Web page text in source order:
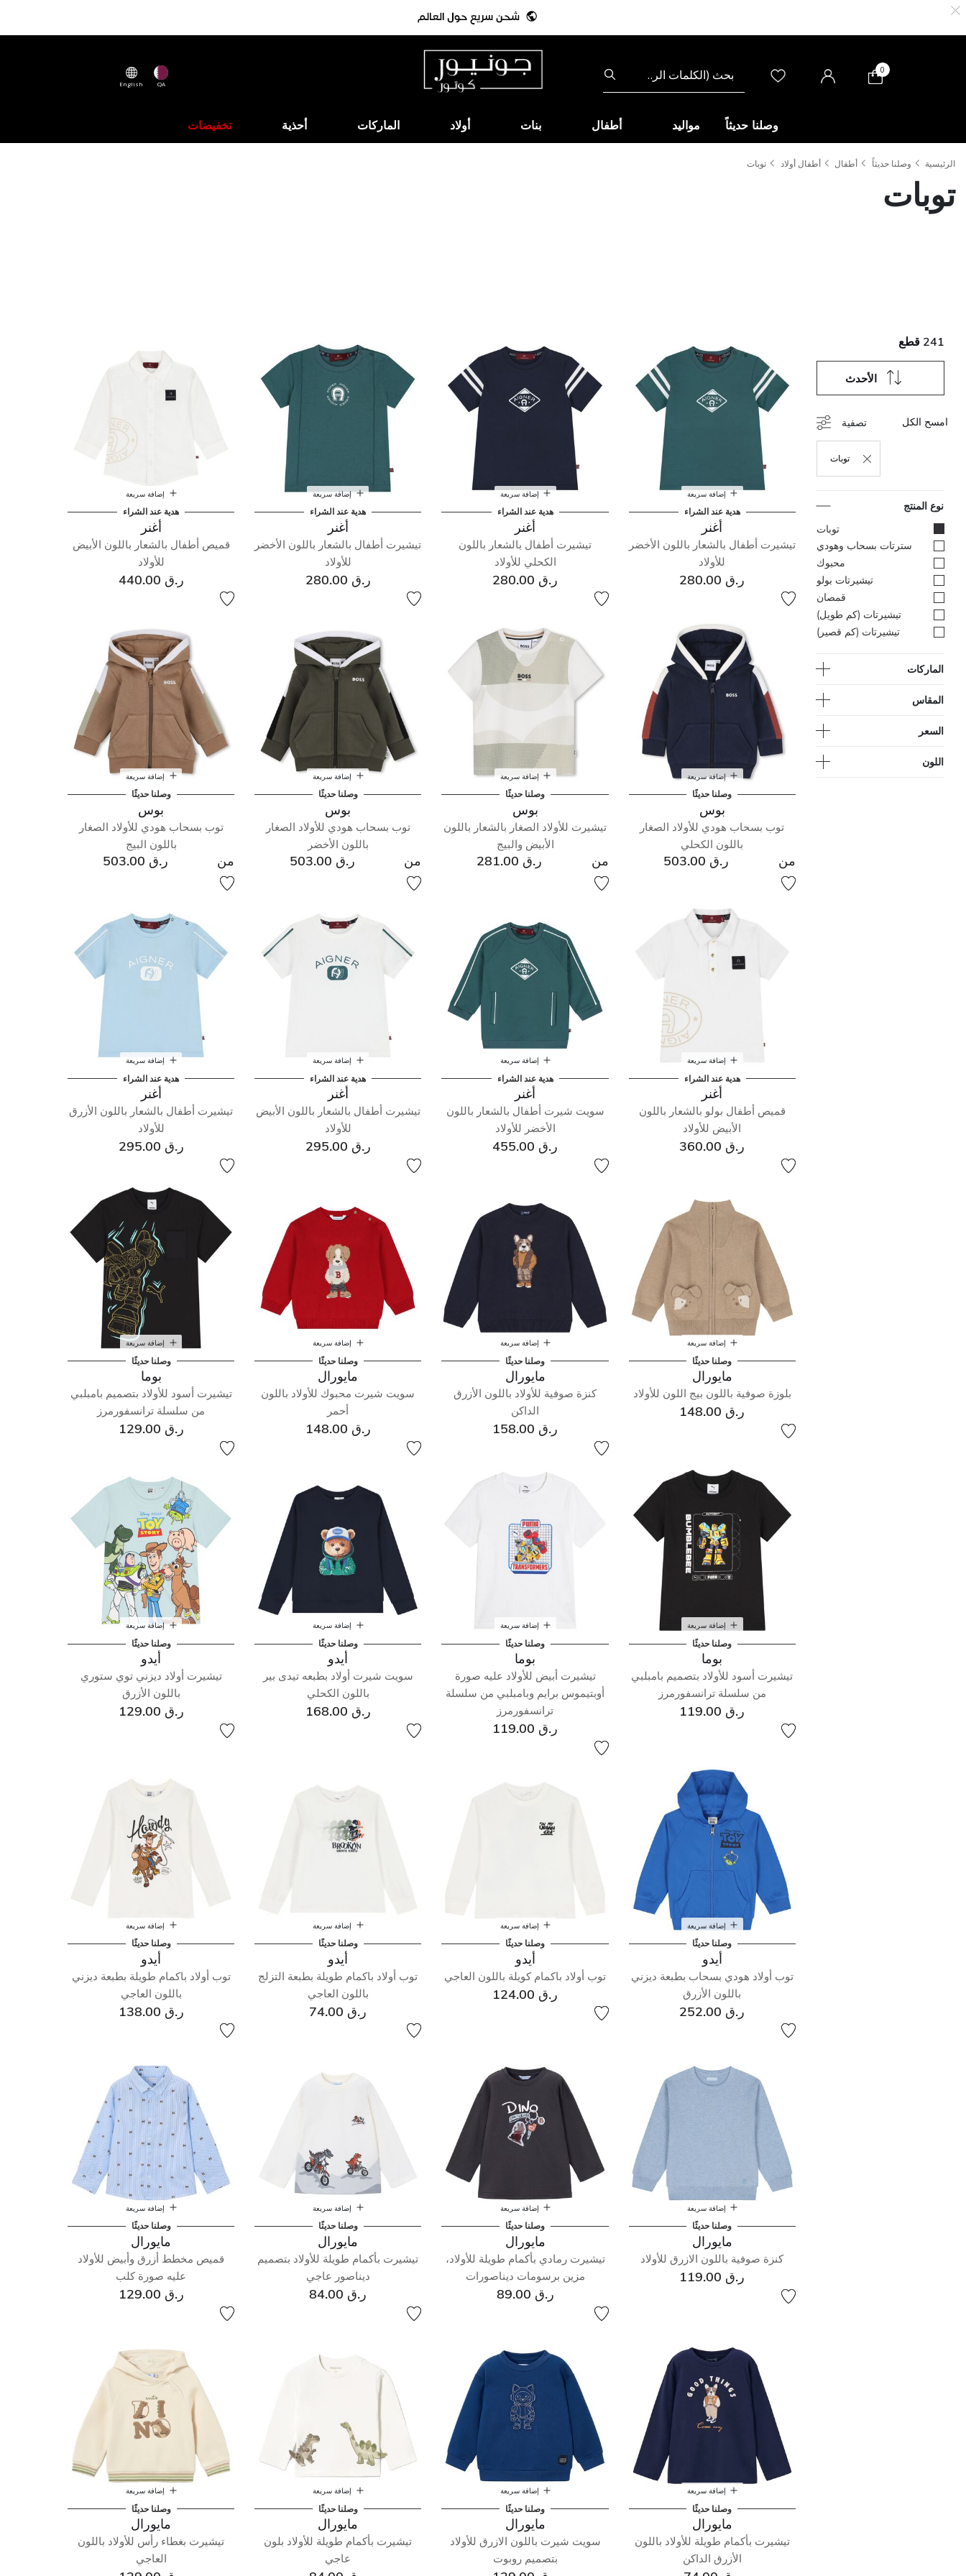
QA
English
0
وصلنا حديثاً مواليد أطفال بنات أولاد الماركات أحذية تخفيضات
الرئيسية وصلنا حديثاً أطفال أطفال أولاد توبات
توبات
241 قطع
الأحدث
تصفية
توبات
حذف التصفية مكرر حاليًا بواسطة نوع المنتج: توبات
امسح الكل
نوع المنتج
توبات
سترتات بسحاب وهودي
تصفية بواسطة نوع المنتج: سترتات بسحاب وهودي
محبوك
تيشيرتات بولوتصفية بواسطة نوع المنتج: تيشيرتات بولو
قمصان
تيشيرتات (كم طويل)
تصفية بواسطة نوع المنتج: تيشيرتات (كم طويل)
تيشيرتات (كم قصير)تصفية بواسطة نوع المنتج: تيشيرتات (كم قصير)
الماركات
المقاس
السعر
اللون
إضافة سريعة
هدية عند الشراء
أغنر
تيشيرت أطفال بالشعار باللون الأخضر
للأولاد
ر.ق 280.00
إضافة سريعة
هدية عند الشراء
أغنر
تيشيرت أطفال بالشعار باللون
الكحلي للأولاد
ر.ق 280.00
إضافة سريعة
هدية عند الشراء
أغنر
تيشيرت أطفال بالشعار باللون الأخضر
للأولاد
ر.ق 280.00
إضافة سريعة
هدية عند الشراء
أغنر
قميص أطفال بالشعار باللون الأبيض
للأولاد
ر.ق 440.00
إضافة سريعة
وصلنا حديثًا
بوس
توب بسحاب هودي للأولاد الصغار
باللون الكحلي
من ر.ق 503.00
إضافة سريعة
وصلنا حديثًا
بوس
تيشيرت للأولاد الصغار بالشعار باللون
الأبيض والبيج
من ر.ق 281.00
إضافة سريعة
وصلنا حديثًا
بوس
توب بسحاب هودي للأولاد الصغار
باللون الأخضر
من ر.ق 503.00
إضافة سريعة
وصلنا حديثًا
بوس
توب بسحاب هودي للأولاد الصغار
باللون البيج
من ر.ق 503.00
إضافة سريعة
هدية عند الشراء
أغنر
قميص أطفال بولو بالشعار باللون
الأبيض للأولاد
ر.ق 360.00
إضافة سريعة
هدية عند الشراء
أغنر
سويت شيرت أطفال بالشعار باللون
الأخضر للأولاد
ر.ق 455.00
إضافة سريعة
هدية عند الشراء
أغنر
تيشيرت أطفال بالشعار باللون الأبيض
للأولاد
ر.ق 295.00
إضافة سريعة
هدية عند الشراء
أغنر
تيشيرت أطفال بالشعار باللون الأزرق
للأولاد
ر.ق 295.00
إضافة سريعة
وصلنا حديثًا
مايورال
بلوزة صوفية باللون بيج اللون للأولاد
ر.ق 148.00
إضافة سريعة
وصلنا حديثًا
مايورال
كنزة صوفية للأولاد باللون الأزرق
الداكن
ر.ق 158.00
إضافة سريعة
وصلنا حديثًا
مايورال
سويت شيرت محبوك للأولاد باللون
أحمر
ر.ق 148.00
إضافة سريعة
وصلنا حديثًا
بوما
تيشيرت أسود للأولاد بتصميم بامبلبي
من سلسلة ترانسفورمرز
ر.ق 129.00
إضافة سريعة
وصلنا حديثًا
بوما
تيشيرت أسود للأولاد بتصميم بامبلبي
من سلسلة ترانسفورمرز
ر.ق 119.00
إضافة سريعة
وصلنا حديثًا
بوما
تيشيرت أبيض للأولاد عليه صورة
أوبتيموس برايم وبامبلبي من سلسلة
ترانسفورمرز
ر.ق 119.00
إضافة سريعة
وصلنا حديثًا
أيدو
سويت شيرت أولاد بطبعه تيدى بير
باللون الكحلي
ر.ق 168.00
إضافة سريعة
وصلنا حديثًا
أيدو
تيشيرت أولاد ديزني توي ستوري
باللون الأزرق
ر.ق 129.00
إضافة سريعة
وصلنا حديثًا
أيدو
توب أولاد هودي بسحاب بطبعة ديزني
باللون الأزرق
ر.ق 252.00
إضافة سريعة
وصلنا حديثًا
أيدو
توب أولاد باكمام كويلة باللون العاجي
ر.ق 124.00
إضافة سريعة
وصلنا حديثًا
أيدو
توب أولاد باكمام طويلة بطبعة التزلج
باللون العاجي
ر.ق 74.00
إضافة سريعة
وصلنا حديثًا
أيدو
توب أولاد باكمام طويلة بطبعة ديزني
باللون العاجي
ر.ق 138.00
إضافة سريعة
وصلنا حديثًا
مايورال
كنزة صوفية باللون الازرق للأولاد
ر.ق 119.00
إضافة سريعة
وصلنا حديثًا
مايورال
تيشيرت رمادي بأكمام طويلة للأولاد،
مزين برسومات ديناصورات
ر.ق 89.00
إضافة سريعة
وصلنا حديثًا
مايورال
تيشيرت بأكمام طويلة للأولاد بتصميم
ديناصور عاجي
ر.ق 84.00
إضافة سريعة
وصلنا حديثًا
مايورال
قميص مخطط أزرق وأبيض للأولاد
عليه صورة كلب
ر.ق 129.00
إضافة سريعة
وصلنا حديثًا
مايورال
تيشيرت بأكمام طويلة للأولاد باللون
الأزرق الداكن
إضافة سريعة
وصلنا حديثًا
مايورال
سويت شيرت باللون الازرق للأولاد
بتصميم روبوت
إضافة سريعة
وصلنا حديثًا
مايورال
تيشيرت بأكمام طويلة للأولاد بلون
عاجي
إضافة سريعة
وصلنا حديثًا
مايورال
تيشيرت بغطاء رأس للأولاد باللون
العاجي